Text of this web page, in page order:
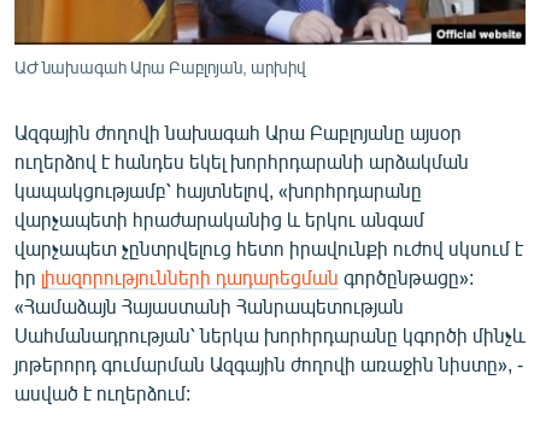
ՏՏ ԵՒ ԻՆՏԵՐՆԵՏ
ԿՈՐՈՆԱՎԻՐՈՒՍ
ՏԵՍԱՆՅՈՒԹԵՐ
ԲԱՆԱՎԵՃ
ՁԳՏԵԼՈՎ ԼԱՎԱԳՈՒՅՆԻՆ
ՓՈԴՔԱՍԹ
Հայերեն
English
ԱԺ նախագահ Արա Բաբլոյան, արխիվ
Ազգային ժողովի նախագահ Արա Բաբլոյանը այսօր
ուղերձով է հանդես եկել խորհրդարանի արձակման
կապակցությամբ՝ հայտնելով, «խորհրդարանը
վարչապետի հրաժարականից և երկու անգամ
վարչապետ չընտրվելուց հետո իրավունքի ուժով սկսում է
իր լիազորությունների դադարեցման գործընթացը»:
«Համաձայն Հայաստանի Հանրապետության
Սահմանադրության՝ ներկա խորհրդարանը կգործի մինչև
յոթերորդ գումարման Ազգային ժողովի առաջին նիստը», -
ասված է ուղերձում: